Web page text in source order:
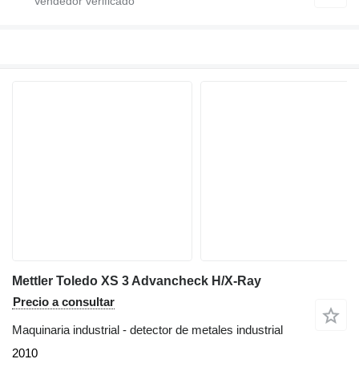
Mettler Toledo XS 3 Advancheck H/X-Ray
Precio a consultar
Maquinaria industrial - detector de metales industrial
2010